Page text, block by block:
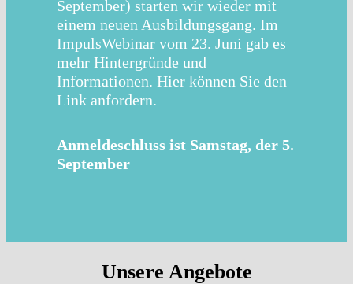
September) starten wir wieder mit
einem neuen Ausbildungsgang. Im
ImpulsWebinar vom 23. Juni gab es
mehr Hintergründe und
Informationen. Hier können Sie den
Link anfordern.
Anmeldeschluss ist Samstag, der 5.
September
Unsere Angebote